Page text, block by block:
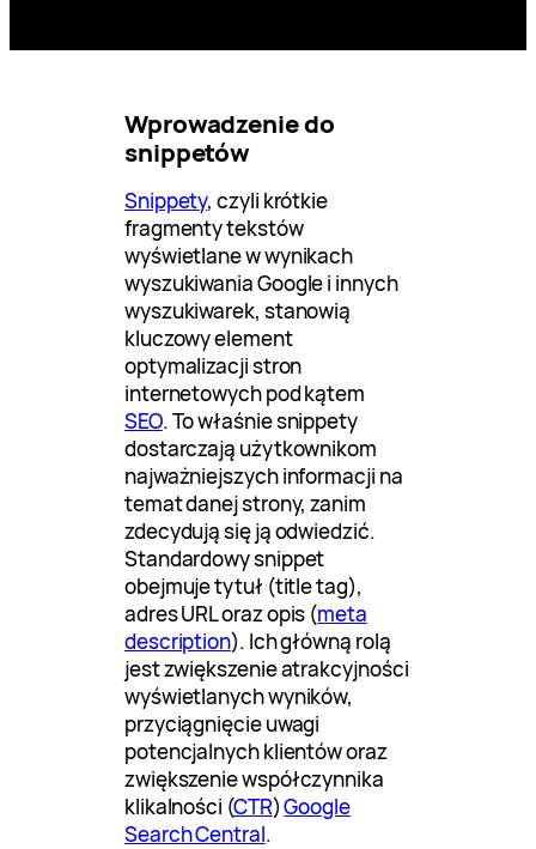
Wprowadzenie do
snippetów
Snippety, czyli krótkie
fragmenty tekstów
wyświetlane w wynikach
wyszukiwania Google i innych
wyszukiwarek, stanowią
kluczowy element
optymalizacji stron
internetowych pod kątem
SEO. To właśnie snippety
dostarczają użytkownikom
najważniejszych informacji na
temat danej strony, zanim
zdecydują się ją odwiedzić.
Standardowy snippet
obejmuje tytuł (title tag),
adres URL oraz opis (meta
description). Ich główną rolą
jest zwiększenie atrakcyjności
wyświetlanych wyników,
przyciągnięcie uwagi
potencjalnych klientów oraz
zwiększenie współczynnika
klikalności (CTR)Google
Search Central.